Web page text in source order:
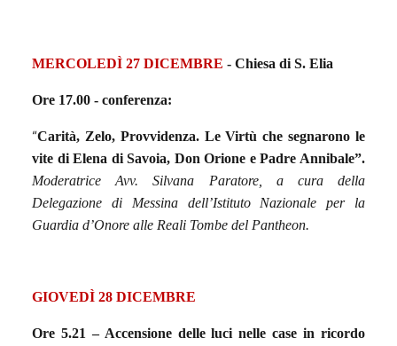
MERCOLEDÌ 27 DICEMBRE - Chiesa di S. Elia
Ore 17.00 - conferenza:
“Carità, Zelo, Provvidenza. Le Virtù che segnarono le
vite di Elena di Savoia, Don Orione e Padre Annibale”.
Moderatrice Avv. Silvana Paratore, a cura della
Delegazione di Messina dell’Istituto Nazionale per la
Guardia d’Onore alle Reali Tombe del Pantheon.
GIOVEDÌ 28 DICEMBRE
Ore 5.21 – Accensione delle luci nelle case in ricordo